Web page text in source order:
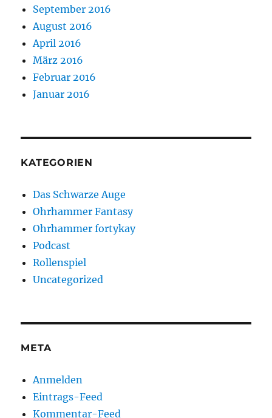
September 2016
August 2016
April 2016
März 2016
Februar 2016
Januar 2016
KATEGORIEN
Das Schwarze Auge
Ohrhammer Fantasy
Ohrhammer fortykay
Podcast
Rollenspiel
Uncategorized
META
Anmelden
Eintrags-Feed
Kommentar-Feed